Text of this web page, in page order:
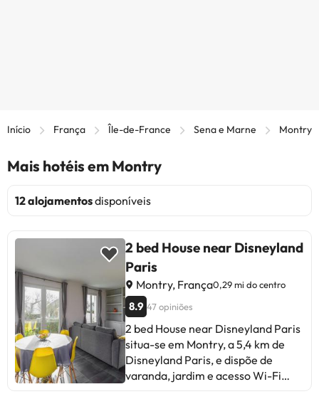
Início França Île-de-France Sena e Marne Montry
Mais hotéis em Montry
12 alojamentosdisponíveis
2 bed House near Disneyland
Paris
Montry, França0,29 mi do centro
8.9 47 opiniões
2 bed House near Disneyland Paris
situa-se em Montry, a 5,4 km de
Disneyland Paris, e dispõe de
varanda, jardim e acesso Wi-Fi